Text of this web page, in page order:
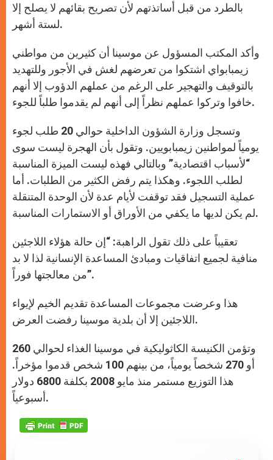
بالطرد من قبل أساتذتهم لأن تصريح بقائهم لا يصلح إلا
لستة أشهر.
وأكد المكتب المسؤول عن موسينا أن كثيرين من مواطني
زيمبابواي اشتكوا من تعرضهم لغش في الأجور وللتهديد
بالتوقيف والتهجير على الرغم من عملهم الدؤوب إلا أنهم
خافوا وتركوا عملهم نظراً إلى أنهم لم يقدموا طلباً للجوء.
وتسجل وزارة الشؤون الداخلية حوالي 20 طلب لجوء
يومياً لمواطنين زيمبابويين. وتقول بأن الهجرة ليست سوى
“لأسباب اقتصادية” وبالتالي فهذه ليست الميزة المناسبة
لطلب اللجوء. وهكذا يتم رفض الكثير من الطلبات. أما
عملية التسجيل فقد توقفت لأيام عدة لأن الوحدة المتنقلة
لم يكن لديها ما يكفي من الأوراق أو الاستمارات المناسبة.
تعقيباً على ذلك تقول الراهبة: “إن حالة هؤلاء اللاجئين
منافية لجميع اتفاقيات ومبادئ المساعدة الإنسانية لذا لا بد
من معالجتها فوراً”.
هذا وعرضت مجموعات المساعدة تقديم الخيم لإيواء
اللاجئين إلا أن بلدية موسينا رفضت العرض.
وتؤمن الكنيسة الكاثوليكية في موسينا الغذاء لحوالي 260
أو 270 شخصاً يومياً، من بينهم 100 شخص قدموا مؤخراً.
هذا التوزيع مستمر منذ مايو 2008 بكلفة 6800 دولار
أسبوعياً.